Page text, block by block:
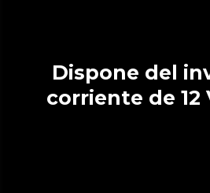
Dispone del inversor de
corriente de 12